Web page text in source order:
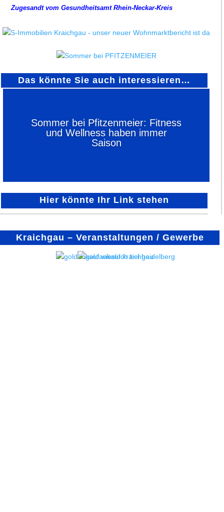
Zugesandt vom Gesundheitsamt Rhein-Neckar-Kreis
Das könnte Sie auch interessieren…
Sommer bei Pfitzenmeier: Fitness
und Wellness haben immer
Saison
Hier könnte Ihr Link stehen
Kraichgau – Veranstaltungen / Gewerbe